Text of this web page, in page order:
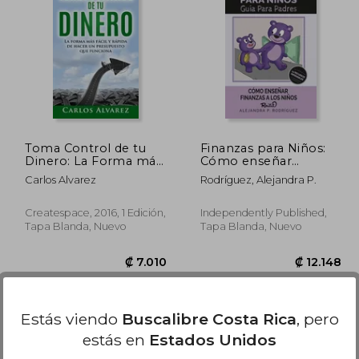
Toma Control de tu
Dinero: La Forma más
Fácil y Rápida de
Hacer un Presupuesto
1
Carlos Alvarez
Createspace, 2016, 1 Edición,
Tapa Blanda, Nuevo
Finanzas para Niños:
Cómo enseñar
finanzas a los niños
Rodríguez, Alejandra P.
Independently Published,
Tapa Blanda, Nuevo
Estás viendo Buscalibre Costa Rica, pero
estás en Estados Unidos